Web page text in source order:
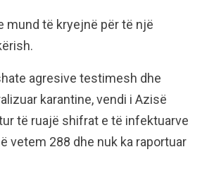
mund të kryejnë për të një
agresive testimesh dhe
karantine, vendi i Azisë
të ruajë shifrat e të infektuarve
vetem 288 dhe nuk ka raportuar